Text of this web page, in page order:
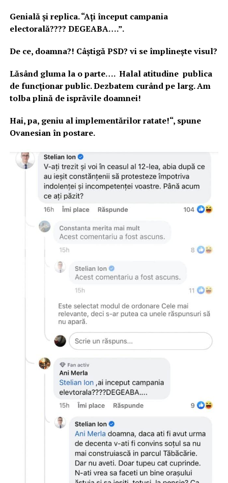
Genială și replica. “Ați început campania
electorală???? DEGEABA….”.
De ce, doamna?! Câștigă PSD? vi se împlinește visul?
Lăsând gluma la o parte…. Halal atitudine publica
de funcționar public. Dezbatem curând pe larg. Am
tolba plină de isprăvile doamnei!
Hai, pa, geniu al implementărilor ratate!“, spune
Ovanesian în postare.